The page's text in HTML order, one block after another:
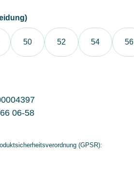
auswählen
50 52 54 56
06-58
(GPSR):